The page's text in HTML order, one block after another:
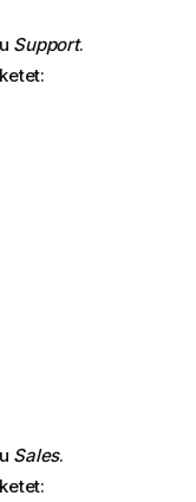
Support.
Sales.